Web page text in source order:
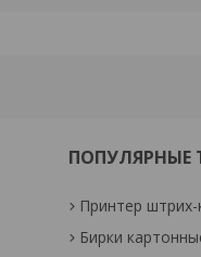
ПОПУЛЯРНЫЕ
Принтер штрих-
Бирки